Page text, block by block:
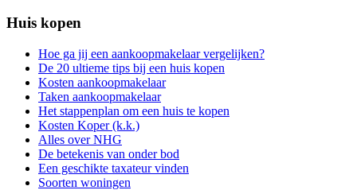
Huis kopen
Hoe ga jij een aankoopmakelaar vergelijken?
De 20 ultieme tips bij een huis kopen
Kosten aankoopmakelaar
Taken aankoopmakelaar
Het stappenplan om een huis te kopen
Kosten Koper (k.k.)
Alles over NHG
De betekenis van onder bod
Een geschikte taxateur vinden
Soorten woningen